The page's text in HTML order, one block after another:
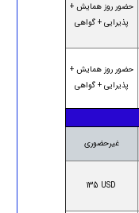
حضور روز همایش +
پذیرایی + گواهی
حضور روز همایش +
پذیرایی + گواهی
غیرحضوری
135 USD